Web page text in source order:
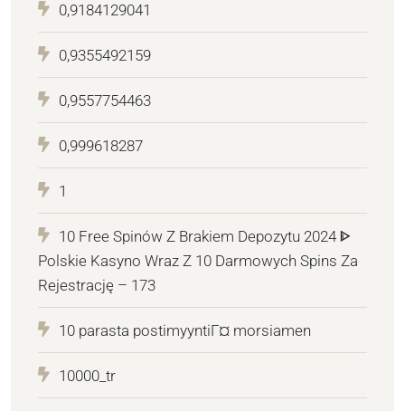
0,9184129041
0,9355492159
0,9557754463
0,999618287
1
10 Free Spinów Z Brakiem Depozytu 2024 ᐈ
Polskie Kasyno Wraz Z 10 Darmowych Spins Za
Rejestrację – 173
10 parasta postimyyntiГ¤ morsiamen
10000_tr